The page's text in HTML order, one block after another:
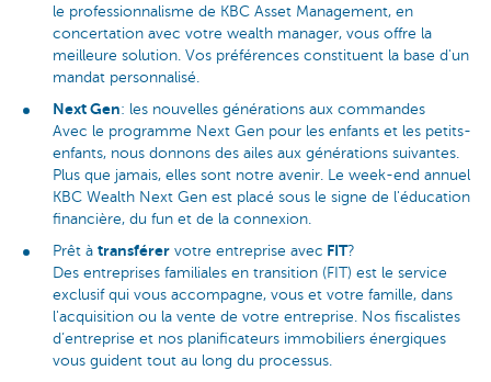
le professionnalisme de KBC Asset Management, en
concertation avec votre wealth manager, vous offre la
meilleure solution. Vos préférences constituent la base d'un
mandat personnalisé.
Next Gen: les nouvelles générations aux commandes
Avec le programme Next Gen pour les enfants et les petits-
enfants, nous donnons des ailes aux générations suivantes.
Plus que jamais, elles sont notre avenir. Le week-end annuel
KBC Wealth Next Gen est placé sous le signe de l'éducation
financière, du fun et de la connexion.
Prêt à transférer votre entreprise avec FIT?
Des entreprises familiales en transition (FIT) est le service
exclusif qui vous accompagne, vous et votre famille, dans
l'acquisition ou la vente de votre entreprise. Nos fiscalistes
d’entreprise et nos planificateurs immobiliers énergiques
vous guident tout au long du processus.